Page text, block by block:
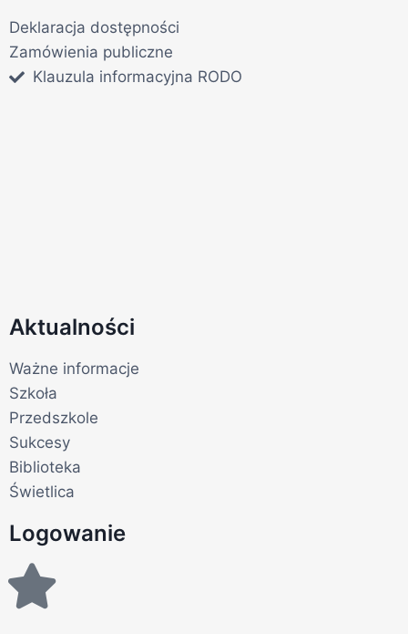
Deklaracja dostępności
Zamówienia publiczne
Klauzula informacyjna RODO
Aktualności
Ważne informacje
Szkoła
Przedszkole
Sukcesy
Biblioteka
Świetlica
Logowanie